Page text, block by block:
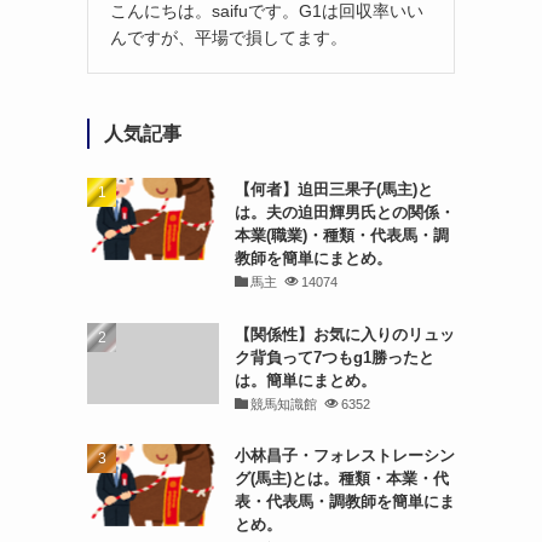
こんにちは。saifuです。G1は回収率いい
んですが、平場で損してます。
人気記事
【何者】迫田三果子(馬主)と
は。夫の迫田輝男氏との関係・
本業(職業)・種類・代表馬・調
教師を簡単にまとめ。
馬主 14074
【関係性】お気に入りのリュッ
ク背負って7つもg1勝ったと
は。簡単にまとめ。
競馬知識館 6352
小林昌子・フォレストレーシン
グ(馬主)とは。種類・本業・代
表・代表馬・調教師を簡単にま
とめ。